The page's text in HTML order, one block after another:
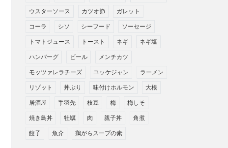
ウスターソース カツオ節 ガレット
コーラ シソ シーフード ソーセージ
トマトジュース トースト ネギ ネギ塩
ハンバーグ ビール メンチカツ
モッツァレラチーズ ユッケジャン ラーメン
リゾット 丼ぶり 味付けホルモン 大根
居酒屋 手羽先 枝豆 梅 梅しそ
焼き鳥丼 牡蠣 肉 親子丼 角煮
餃子 魚介 鶏がらスープの素